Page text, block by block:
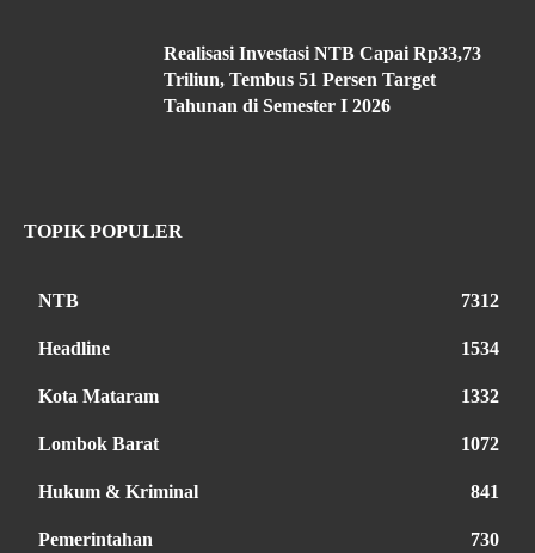
Realisasi Investasi NTB Capai Rp33,73
Triliun, Tembus 51 Persen Target
Tahunan di Semester I 2026
TOPIK POPULER
NTB 7312
Headline 1534
Kota Mataram 1332
Lombok Barat 1072
Hukum & Kriminal 841
Pemerintahan 730